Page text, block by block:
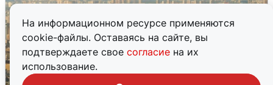
На информационном ресурсе применяются
cookie-файлы. Оставаясь на сайте, вы
подтверждаете свое согласие на их
использование.